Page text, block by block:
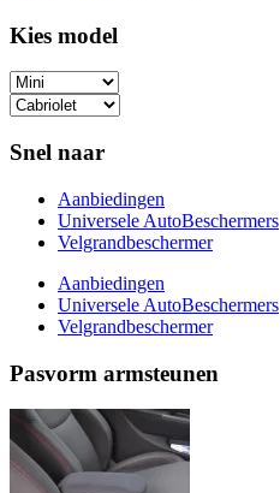
Kies model​
Snel naar
Aanbiedingen
Universele AutoBeschermers
Velgrandbeschermer
Aanbiedingen
Universele AutoBeschermers
Velgrandbeschermer
Pasvorm armsteunen